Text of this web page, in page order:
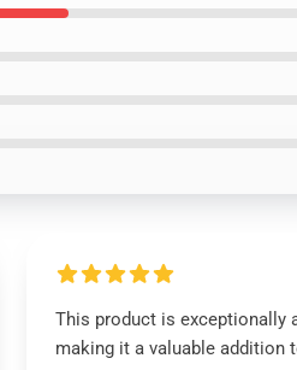
This product is exceptionally
making it a valuable addition